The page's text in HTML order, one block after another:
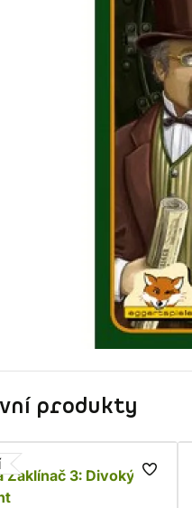
produkty
Zaklínač 3: Divoký